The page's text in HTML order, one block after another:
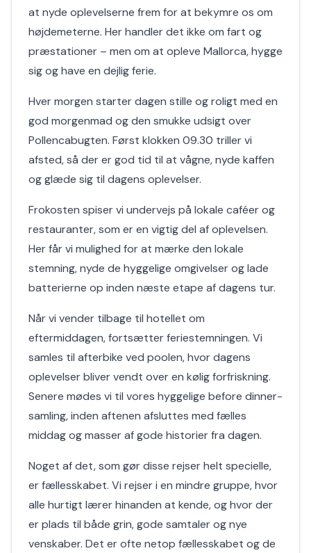
at nyde oplevelserne frem for at bekymre os om
højdemeterne. Her handler det ikke om fart og
præstationer – men om at opleve Mallorca, hygge
sig og have en dejlig ferie.
Hver morgen starter dagen stille og roligt med en
god morgenmad og den smukke udsigt over
Pollencabugten. Først klokken 09.30 triller vi
afsted, så der er god tid til at vågne, nyde kaffen
og glæde sig til dagens oplevelser.
Frokosten spiser vi undervejs på lokale caféer og
restauranter, som er en vigtig del af oplevelsen.
Her får vi mulighed for at mærke den lokale
stemning, nyde de hyggelige omgivelser og lade
batterierne op inden næste etape af dagens tur.
Når vi vender tilbage til hotellet om
eftermiddagen, fortsætter feriestemningen. Vi
samles til afterbike ved poolen, hvor dagens
oplevelser bliver vendt over en kølig forfriskning.
Senere mødes vi til vores hyggelige before dinner-
samling, inden aftenen afsluttes med fælles
middag og masser af gode historier fra dagen.
Noget af det, som gør disse rejser helt specielle,
er fællesskabet. Vi rejser i en mindre gruppe, hvor
alle hurtigt lærer hinanden at kende, og hvor der
er plads til både grin, gode samtaler og nye
venskaber. Det er ofte netop fællesskabet og de